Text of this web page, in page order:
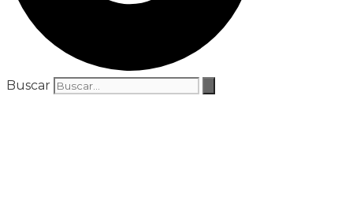
Buscar